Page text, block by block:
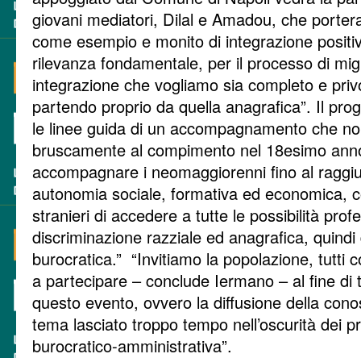
giovani mediatori, Dilal e Amadou, che
come esempio e monito di integrazione
rilevanza fondamentale, per il processo di
integrazione che vogliamo sia completo e
partendo proprio da quella anagrafica”. Il
le linee guida di un accompagnamento che
bruscamente al compimento nel 18esimo
accompagnare i neomaggiorenni fino al
autonomia sociale, formativa ed economica,
stranieri di accedere a tutte le possibilità
discriminazione razziale ed anagrafica,
burocratica.” “Invitiamo la popolazione, tutti
a partecipare – conclude Iermano – al fine
questo evento, ovvero la diffusione della
tema lasciato troppo tempo nell’oscurità dei
burocratico-amministrativa”.